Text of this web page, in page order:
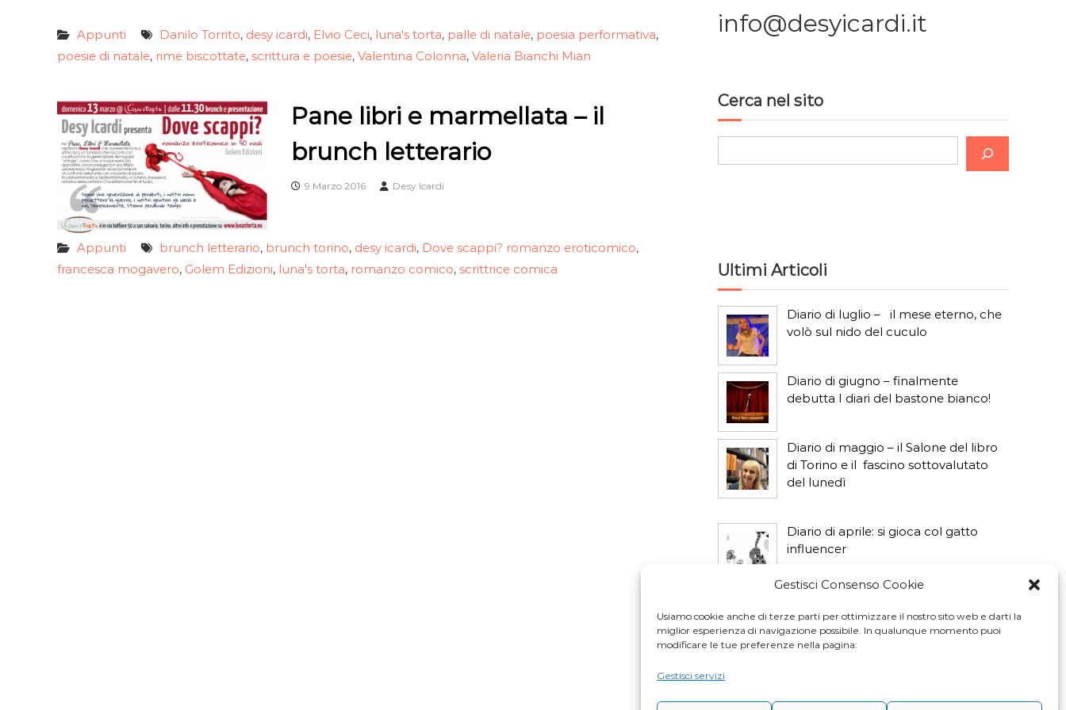
Gestisci Consenso Cookie
Usiamo cookie anche di terze parti per ottimizzare il nostro sito web e darti la
miglior esperienza di navigazione possibile. In qualunque momento puoi
modificare le tue preferenze nella pagina:
Gestisci servizi
Appunti Danilo Torrito, desy icardi, Elvio Ceci, luna's torta, palle di natale, poesia performativa,
poesie di natale, rime biscottate, scrittura e poesie, Valentina Colonna, Valeria Bianchi Mian
Pane libri e marmellata – il
brunch letterario
9 Marzo 2016 Desy Icardi
Appunti brunch letterario, brunch torino, desy icardi, Dove scappi? romanzo eroticomico,
francesca mogavero, Golem Edizioni, luna's torta, romanzo comico, scrittrice comica
info@desyicardi.it
Cerca nel sito
e
Ultimi Articoli
Diario di luglio – il mese eterno, che
volò sul nido del cuculo
Diario di giugno – finalmente
debutta I diari del bastone bianco!
Diario di maggio – il Salone del libro
di Torino e il fascino sottovalutato
del lunedì
Diario di aprile: si gioca col gatto
influencer
fidarti della vicina di casa